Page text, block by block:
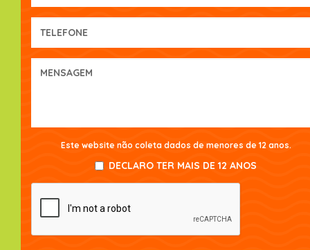
Este website não coleta dados de menores de 12 anos.
DECLARO TER MAIS DE 12 ANOS